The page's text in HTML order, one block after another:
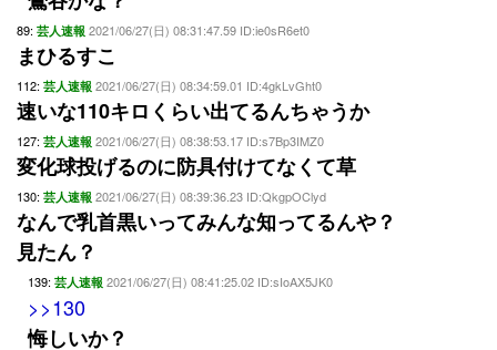
89: 芸人速報 2021/06/27(日) 08:31:47.59 ID:ie0sR6et0
まひるすこ
112: 芸人速報 2021/06/27(日) 08:34:59.01 ID:4gkLvGht0
速いな110キロくらい出てるんちゃうか
127: 芸人速報 2021/06/27(日) 08:38:53.17 ID:s7Bp3IMZ0
変化球投げるのに防具付けてなくて草
130: 芸人速報 2021/06/27(日) 08:39:36.23 ID:QkgpOClyd
なんで乳首黒いってみんな知ってるんや？
見たん？
139: 芸人速報 2021/06/27(日) 08:41:25.02 ID:sIoAX5JK0
>>130
悔しいか？